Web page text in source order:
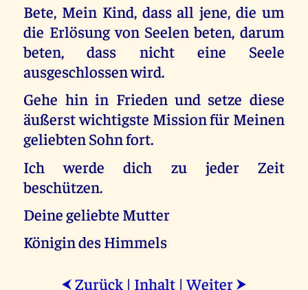
Bete, Mein Kind, dass all jene, die um
die Erlösung von Seelen beten, darum
beten, dass nicht eine Seele
ausgeschlossen wird.
Gehe hin in Frieden und setze diese
äußerst wichtigste Mission für Meinen
geliebten Sohn fort.
Ich werde dich zu jeder Zeit
beschützen.
Deine geliebte Mutter
Königin des Himmels
⮜ Zurück | Inhalt |Weiter ⮞